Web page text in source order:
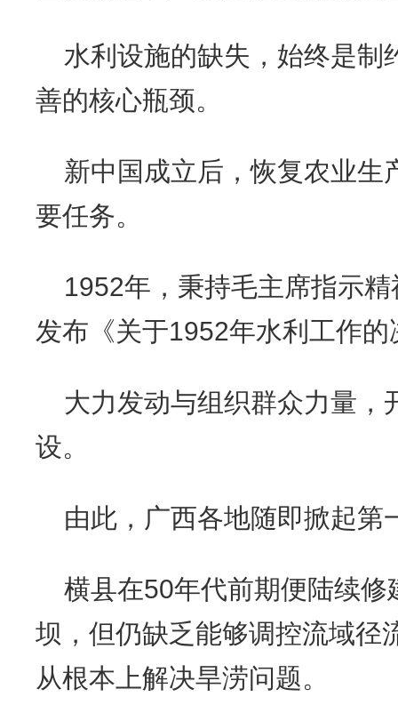
水利设施的缺失，始终是制
善的核心瓶颈。
新中国成立后，恢复农业生
要任务。
1952年，秉持毛主席指示
发布《关于1952年水利工作
大力发动与组织群众力量，
设。
由此，广西各地随即掀起第
横县在50年代前期便陆续
坝，但仍缺乏能够调控流域径
从根本上解决旱涝问题。